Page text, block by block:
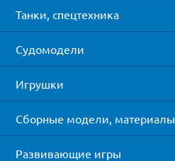
Танки, спецтехника
Судомодели
Игрушки
Сборные модели, материалы
Развивающие игры